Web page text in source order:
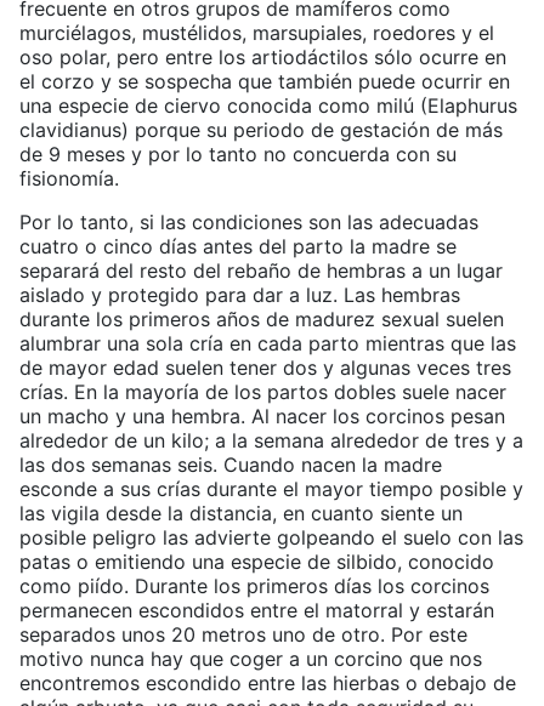
frecuente en otros grupos de mamíferos como
murciélagos, mustélidos, marsupiales, roedores y el
oso polar, pero entre los artiodáctilos sólo ocurre en
el corzo y se sospecha que también puede ocurrir en
una especie de ciervo conocida como milú (Elaphurus
clavidianus) porque su periodo de gestación de más
de 9 meses y por lo tanto no concuerda con su
fisionomía.
Por lo tanto, si las condiciones son las adecuadas
cuatro o cinco días antes del parto la madre se
separará del resto del rebaño de hembras a un lugar
aislado y protegido para dar a luz. Las hembras
durante los primeros años de madurez sexual suelen
alumbrar una sola cría en cada parto mientras que las
de mayor edad suelen tener dos y algunas veces tres
crías. En la mayoría de los partos dobles suele nacer
un macho y una hembra. Al nacer los corcinos pesan
alrededor de un kilo; a la semana alrededor de tres y a
las dos semanas seis. Cuando nacen la madre
esconde a sus crías durante el mayor tiempo posible y
las vigila desde la distancia, en cuanto siente un
posible peligro las advierte golpeando el suelo con las
patas o emitiendo una especie de silbido, conocido
como piído. Durante los primeros días los corcinos
permanecen escondidos entre el matorral y estarán
separados unos 20 metros uno de otro. Por este
motivo nunca hay que coger a un corcino que nos
encontremos escondido entre las hierbas o debajo de